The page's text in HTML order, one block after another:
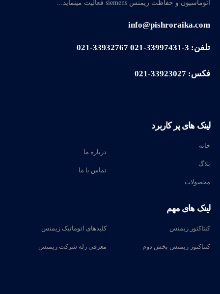
اتوماسیون و حفاظت زیمنس siemens فعالیت مینماید...
info@pishroraika.com
تلفن: 3-33997431-021 33932767-021
فکس: 33923027-021
لینک های پر کاربرد
خانه
بلاگ
محصولات
درباره ما
تماس با ما
لینک های مهم
کنتاکتور زیمنس
کنتاکتور زیمنس بخش دوم
کلیدهای اتوماتیک زیمنس
معرفی رله‌ شرکت زیمنس